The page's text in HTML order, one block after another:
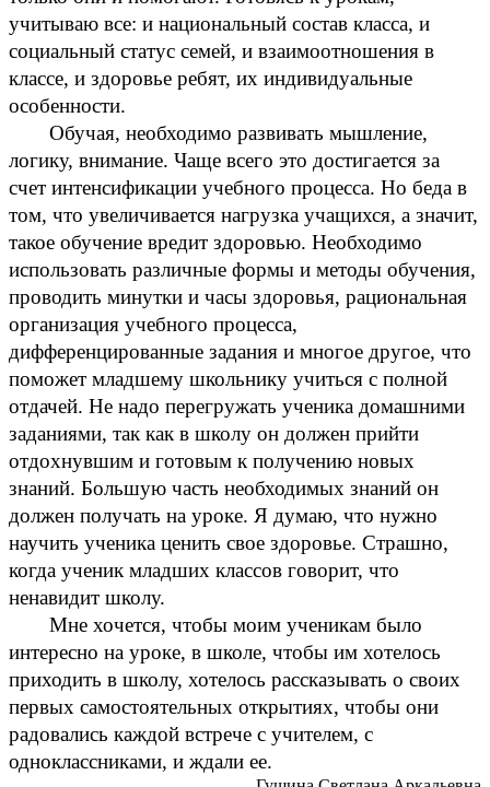
учитываю все: и национальный состав класса, и
социальный статус семей, и взаимоотношения в
классе, и здоровье ребят, их индивидуальные
особенности.
Обучая, необходимо развивать мышление,
логику, внимание. Чаще всего это достигается за
счет интенсификации учебного процесса. Но беда в
том, что увеличивается нагрузка учащихся, а значит,
такое обучение вредит здоровью. Необходимо
использовать различные формы и методы обучения,
проводить минутки и часы здоровья, рациональная
организация учебного процесса,
дифференцированные задания и многое другое, что
поможет младшему школьнику учиться с полной
отдачей. Не надо перегружать ученика домашними
заданиями, так как в школу он должен прийти
отдохнувшим и готовым к получению новых
знаний. Большую часть необходимых знаний он
должен получать на уроке. Я думаю, что нужно
научить ученика ценить свое здоровье. Страшно,
когда ученик младших классов говорит, что
ненавидит школу.
Мне хочется, чтобы моим ученикам было
интересно на уроке, в школе, чтобы им хотелось
приходить в школу, хотелось рассказывать о своих
первых самостоятельных открытиях, чтобы они
радовались каждой встрече с учителем, с
одноклассниками, и ждали ее.